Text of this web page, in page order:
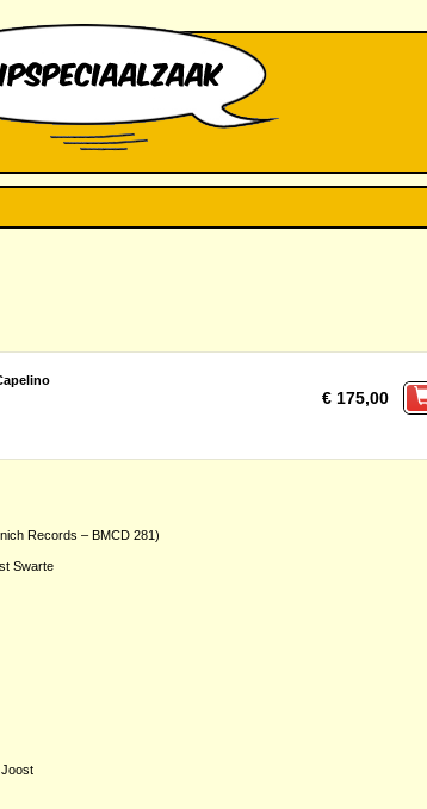
€ 175,00
Records – BMCD 281)
Swarte